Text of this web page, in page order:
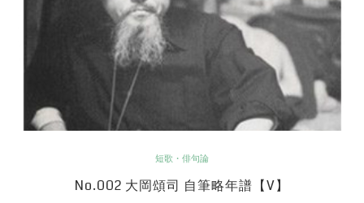
短歌・俳句論
No.002 大岡頌司 自筆略年譜【V】